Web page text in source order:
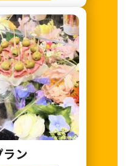
ラン